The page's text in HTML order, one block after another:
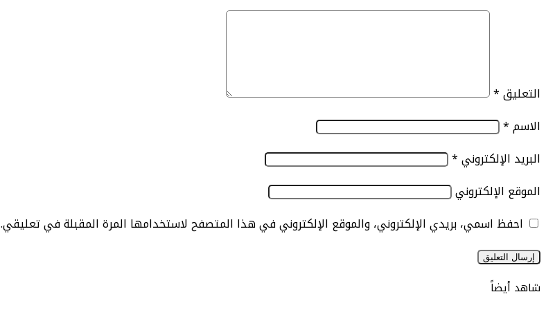
التعليق*
الاسم*
البريد الإلكتروني*
الموقع الإلكتروني
احفظ اسمي، بريدي الإلكتروني، والموقع الإلكتروني في هذا المتصفح لاستخدامها المرة المقبلة في تعليقي.
شاهد أيضاً